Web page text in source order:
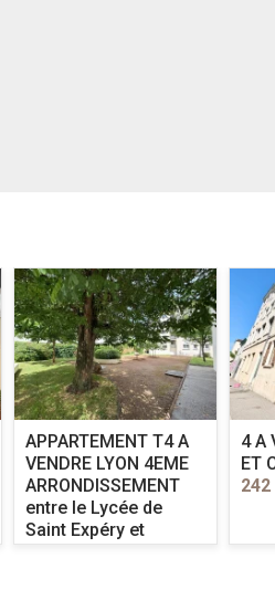
APPARTEMENT T4 A
VENDRE LYON 4EME
ARRONDISSEMENT
entre le Lycée de
Saint Expéry et
4 A
ET
242